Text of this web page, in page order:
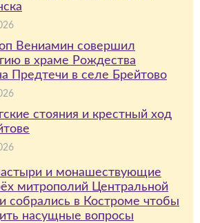
Вениамин совершил
в храме Рождества
Предтечи в селе Брейтово
стояния и крестный ход
и монашествующие
митрополий Центральной
собрались в Костроме чтобы
насущные вопросы